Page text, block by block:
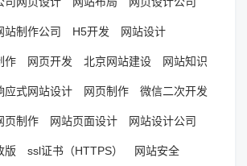
站制作公司 H5开发 网站设计
作 网页开发 北京网站建设 网站知识
应式网站设计 网页制作 微信二次开发
页制作 网站页面设计 网站设计公司
版 ssl证书（HTTPS） 网站安全